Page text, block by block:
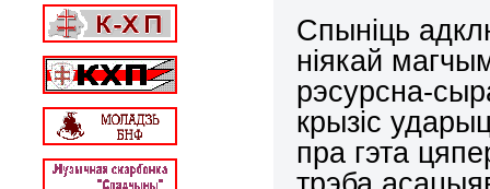
Спыніць
ніякай
рэсурсна-
крызіс
пра гэта